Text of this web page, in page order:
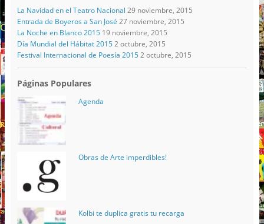
La Navidad en el Teatro Nacional 29 noviembre, 2015
Entrada de Boyeros a San José 27 noviembre, 2015
La Noche en Blanco 2015 19 noviembre, 2015
Día Mundial del Hábitat 2015 2 octubre, 2015
Festival Internacional de Poesía 2015 2 octubre, 2015
Páginas Populares
Agenda
Obras de Arte imperdibles!
Kolbi te duplica gratis tu recarga